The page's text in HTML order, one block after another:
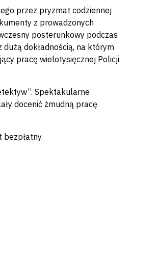
przez pryzmat codziennej
z prowadzonych
posterunkowy podczas
dokładnością, na którym
pracę wielotysięcznej Policji
Spektakularne
docenić żmudną pracę